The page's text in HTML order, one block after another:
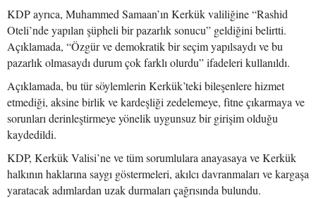
KDP ayrıca, Muhammed Samaan’ın Kerkük valiliğine “Rashid
Oteli’nde yapılan şüpheli bir pazarlık sonucu” geldiğini belirtti.
Açıklamada, “Özgür ve demokratik bir seçim yapılsaydı ve bu
pazarlık olmasaydı durum çok farklı olurdu” ifadeleri kullanıldı.
Açıklamada, bu tür söylemlerin Kerkük’teki bileşenlere hizmet
etmediği, aksine birlik ve kardeşliği zedelemeye, fitne çıkarmaya ve
sorunları derinleştirmeye yönelik uygunsuz bir girişim olduğu
kaydedildi.
KDP, Kerkük Valisi’ne ve tüm sorumlulara anayasaya ve Kerkük
halkının haklarına saygı göstermeleri, akılcı davranmaları ve kargaşa
yaratacak adımlardan uzak durmaları çağrısında bulundu.